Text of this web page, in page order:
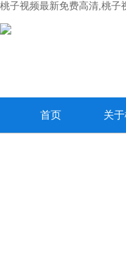
桃子视频最新免费高清,桃子
首页 关